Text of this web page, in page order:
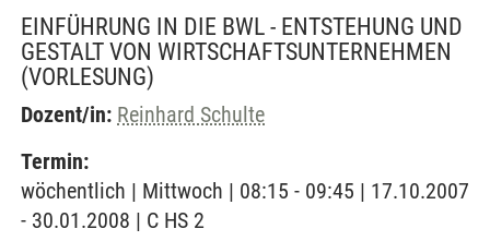
EINFÜHRUNG IN DIE BWL - ENTSTEHUNG UND
GESTALT VON WIRTSCHAFTSUNTERNEHMEN
(VORLESUNG)
Dozent/in: Reinhard Schulte
Termin:
wöchentlich | Mittwoch | 08:15 - 09:45 | 17.10.2007
- 30.01.2008 | C HS 2